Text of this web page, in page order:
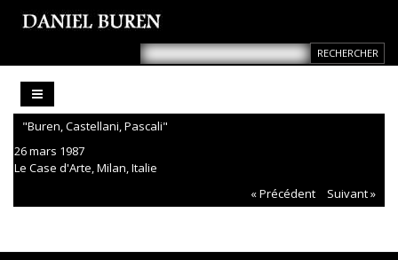
"Buren, Castellani, Pascali"
26 mars 1987
Le Case d'Arte, Milan, Italie
« Précédent
Suivant »